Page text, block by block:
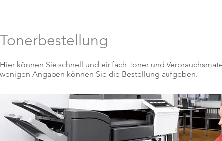
Tonerbestellung
Hier können Sie schnell und einfach Toner und
wenigen Angaben können Sie die Bestellung aufgeben.